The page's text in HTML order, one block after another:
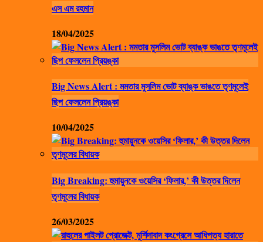
এস এম রহমান
18/04/2025
Big News Alert : মমতার মুসলিম ভোট ব্যাঙ্ক ভাঙতে তৃণমূলেই
ছিপ ফেললেন প্রিয়ঙ্কা
10/04/2025
Big Breaking: হুমায়ুনকে ওয়েসির ‘ফিলার,’ কী উত্তর দিলেন
তৃণমূলের বিধায়ক
26/03/2025